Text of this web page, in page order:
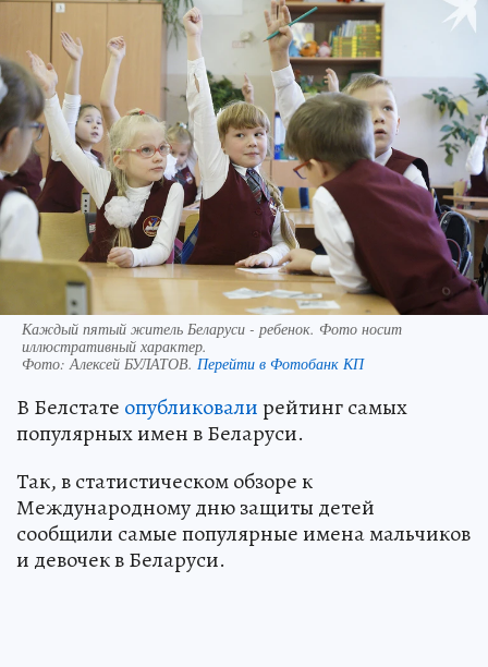
Каждый пятый житель Беларуси - ребенок. Фото носит
иллюстративный характер.
Фото:Алексей БУЛАТОВ. Перейти в Фотобанк КП
В Белстате опубликовалирейтинг самых
популярных имен в Беларуси.
Так, в статистическом обзоре к
Международному дню защиты детей
сообщили самые популярные имена мальчиков
и девочек в Беларуси.